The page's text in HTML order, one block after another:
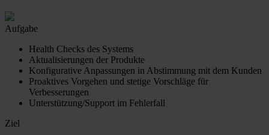
Aufgabe
Health Checks des Systems
Aktualisierungen der Produkte
Konfigurative Anpassungen in Abstimmung mit dem Kunden
Proaktives Vorgehen und stetige Vorschläge für
Verbesserungen
Unterstützung/Support im Fehlerfall
Ziel